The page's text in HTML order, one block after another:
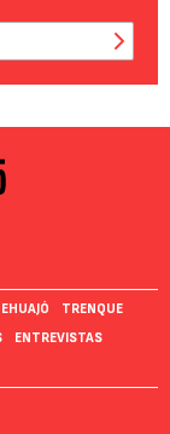
TRENQUE
ENTREVISTAS